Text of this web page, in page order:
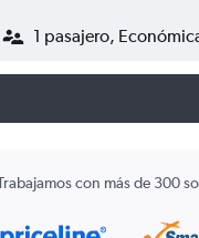
1 pasajero,
con más de 300